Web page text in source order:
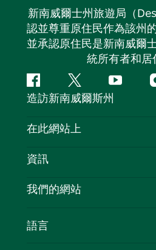
新南威爾士州旅遊局（
認並尊重原住民作為該州
並承認原住民是新南威爾
統所有者和居
Facebook嘰
嘰
喳
Youtube
造訪新南威爾斯州
聯絡我們
隱私
Cookie 通知
在此網站上
目的地
新南威爾斯州公路旅行
活動
資訊
旅行資訊
新南威爾斯的商業
我們的網站
語言